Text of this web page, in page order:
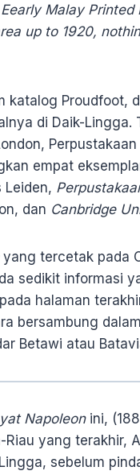
Eearly Malay
up to 1920,
katalog Proudfoot,
di Daik-Lingga.
Perpustakaan
empat
Leiden,
dan Canbridge
yang tercetak pada
sedikit informasi
halaman
bersambung dalam
Betawi atau
Napoleonini,
yang terakhir,
sebelum